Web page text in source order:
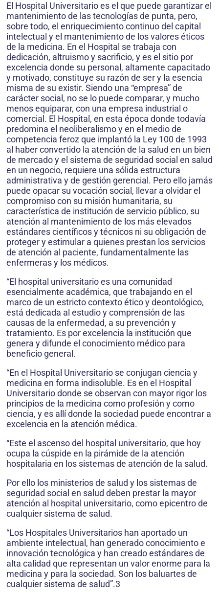
El Hospital Universitario es el que puede garantizar el
mantenimiento de las tecnologías de punta, pero,
sobre todo, el enriquecimiento continuo del capital
intelectual y el mantenimiento de los valores éticos
de la medicina. En el Hospital se trabaja con
dedicación, altruismo y sacrificio, y es el sitio por
excelencia donde su personal, altamente capacitado
y motivado, constituye su razón de ser y la esencia
misma de su existir. Siendo una “empresa” de
carácter social, no se lo puede comparar, y mucho
menos equiparar, con una empresa industrial o
comercial. El Hospital, en esta época donde todavía
predomina el neoliberalismo y en el medio de
competencia feroz que implantó la Ley 100 de 1993
al haber convertido la atención de la salud en un bien
de mercado y el sistema de seguridad social en salud
en un negocio, requiere una sólida estructura
administrativa y de gestión gerencial. Pero ello jamás
puede opacar su vocación social, llevar a olvidar el
compromiso con su misión humanitaria, su
característica de institución de servicio público, su
atención al mantenimiento de los más elevados
estándares científicos y técnicos ni su obligación de
proteger y estimular a quienes prestan los servicios
de atención al paciente, fundamentalmente las
enfermeras y los médicos.
“El hospital universitario es una comunidad
esencialmente académica, que trabajando en el
marco de un estricto contexto ético y deontológico,
está dedicada al estudio y comprensión de las
causas de la enfermedad, a su prevención y
tratamiento. Es por excelencia la institución que
genera y difunde el conocimiento médico para
beneficio general.
“En el Hospital Universitario se conjugan ciencia y
medicina en forma indisoluble. Es en el Hospital
Universitario donde se observan con mayor rigor los
principios de la medicina como profesión y como
ciencia, y es allí donde la sociedad puede encontrar a
excelencia en la atención médica.
“Este el ascenso del hospital universitario, que hoy
ocupa la cúspide en la pirámide de la atención
hospitalaria en los sistemas de atención de la salud.
Por ello los ministerios de salud y los sistemas de
seguridad social en salud deben prestar la mayor
atención al hospital universitario, como epicentro de
cualquier sistema de salud.
“Los Hospitales Universitarios han aportado un
ambiente intelectual, han generado conocimiento e
innovación tecnológica y han creado estándares de
alta calidad que representan un valor enorme para la
medicina y para la sociedad. Son los baluartes de
cualquier sistema de salud”.3